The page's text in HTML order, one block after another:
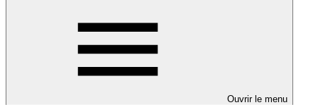
Ouvrir le menu